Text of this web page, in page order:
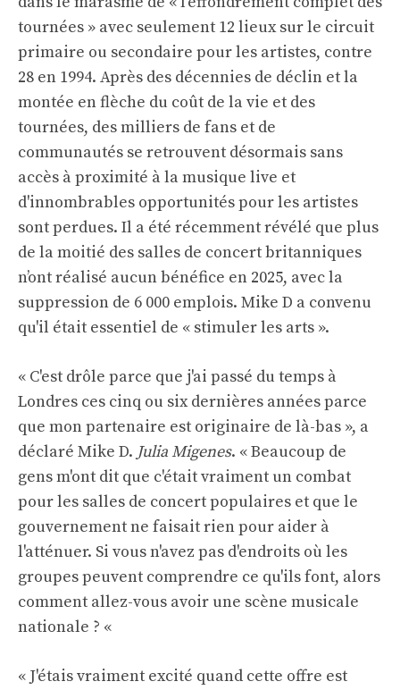
tournées » avec seulement 12 lieux sur le circuit
primaire ou secondaire pour les artistes, contre
28 en 1994. Après des décennies de déclin et la
montée en flèche du coût de la vie et des
tournées, des milliers de fans et de
communautés se retrouvent désormais sans
accès à proximité à la musique live et
d'innombrables opportunités pour les artistes
sont perdues. Il a été récemment révélé que plus
de la moitié des salles de concert britanniques
n’ont réalisé aucun bénéfice en 2025, avec la
suppression de 6 000 emplois. Mike D a convenu
qu'il était essentiel de « stimuler les arts ».
« C'est drôle parce que j'ai passé du temps à
Londres ces cinq ou six dernières années parce
que mon partenaire est originaire de là-bas », a
déclaré Mike D. Julia Migenes. « Beaucoup de
gens m'ont dit que c'était vraiment un combat
pour les salles de concert populaires et que le
gouvernement ne faisait rien pour aider à
l'atténuer. Si vous n'avez pas d'endroits où les
groupes peuvent comprendre ce qu'ils font, alors
comment allez-vous avoir une scène musicale
nationale ? «
« J'étais vraiment excité quand cette offre est